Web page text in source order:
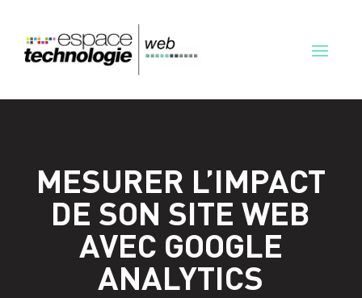
MESURER L’IMPACT
DE SON SITE WEB
AVEC GOOGLE
ANALYTICS